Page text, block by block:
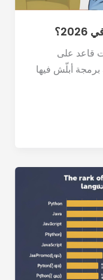
من شتاء 2020، كنت قاعد على
أبلّش فيها